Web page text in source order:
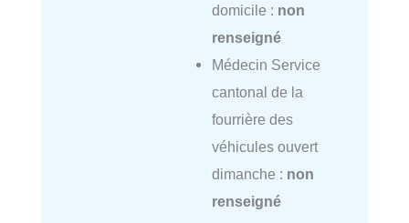
domicile : non
renseigné
Médecin Service
cantonal de la
fourrière des
véhicules ouvert
dimanche : non
renseigné